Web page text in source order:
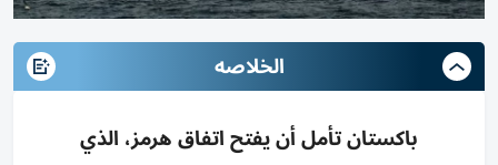
الخلاصه
باكستان تأمل أن يفتح اتفاق هرمز، الذي